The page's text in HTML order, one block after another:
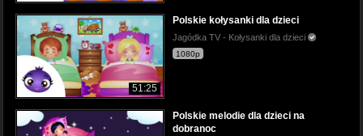
51:25
Polskie kołysanki dla dzieci
Jagódka TV - Kołysanki dla dzieci
1080p
Polskie melodie dla dzieci na
dobranoc